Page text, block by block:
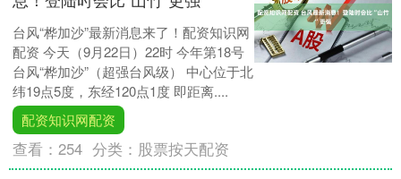
台风“桦加沙”最新消息来了！配资知识网
配资 今天（9月22日）22时 今年第18号
台风“桦加沙”（超强台风级） 中心位于北
纬19点5度，东经120点1度 即距离....
配资知识网配资
查看：254 分类： 股票按天配资